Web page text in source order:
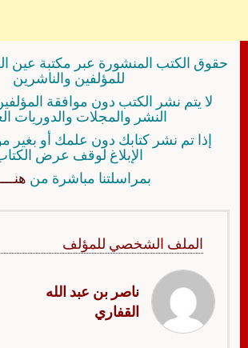
حقوق الكتب المنشورة عبر مكتبة عين
للمؤلفين والناشرين
لا يتم نشر الكتب دون موافقة
النشر والمجلات والدوريات
إذا تم نشر كتابك دون علمك أو بغير
الإبلاغ لوقف عرض
بمراسلتنا مباشرة من
الملف الشخصي للمؤلف
ناصر بن عبد الله
القفاري